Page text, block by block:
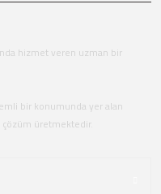
hizmet veren uzman bir
bir konumunda yer alan
üretmektedir.